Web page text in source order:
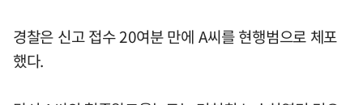
경찰은 신고 접수 20여분 만에 A씨를 현행범으로 체포
했다.